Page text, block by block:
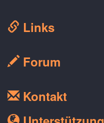
Links
Forum
Kontakt